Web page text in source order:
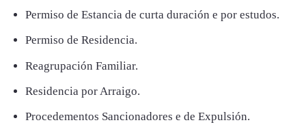
Permiso de Estancia de curta duración e por estudos.
Permiso de Residencia.
Reagrupación Familiar.
Residencia por Arraigo.
Procedementos Sancionadores e de Expulsión.